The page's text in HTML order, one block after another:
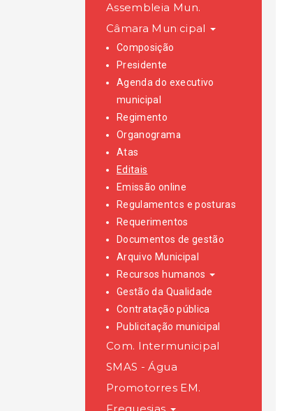
Assembleia Mun.
Câmara Municipal
Composição
Presidente
Agenda do executivo
municipal
Regimento
Organograma
Atas
Editais
Emissão online
Regulamentos e posturas
Requerimentos
Documentos de gestão
Arquivo Municipal
Recursos humanos
Gestão da Qualidade
Contratação pública
Publicitação municipal
Com. Intermunicipal
SMAS - Água
Promotorres EM.